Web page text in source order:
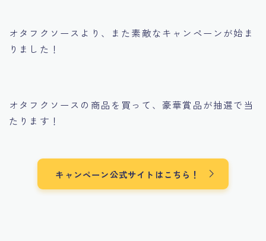
オタフクソースより、また素敵なキャンペーンが始ま
りました！
オタフクソースの商品を買って、豪華賞品が抽選で当
たります！
キャンペーン公式サイトはこちら！